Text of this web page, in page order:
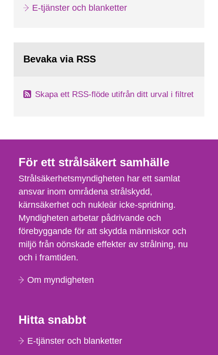
E-tjänster och blanketter
Bevaka via RSS
Skapa ett RSS-flöde utifrån ditt urval i filtret
För ett strålsäkert samhälle
Strålsäkerhetsmyndigheten har ett samlat
ansvar inom områdena strålskydd,
kärnsäkerhet och nukleär icke-spridning.
Myndigheten arbetar pådrivande och
förebyggande för att skydda människor och
miljö från oönskade effekter av strålning, nu
och i framtiden.
Om myndigheten
Hitta snabbt
E-tjänster och blanketter